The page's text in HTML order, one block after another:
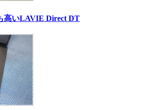
高いLAVIE Direct DT